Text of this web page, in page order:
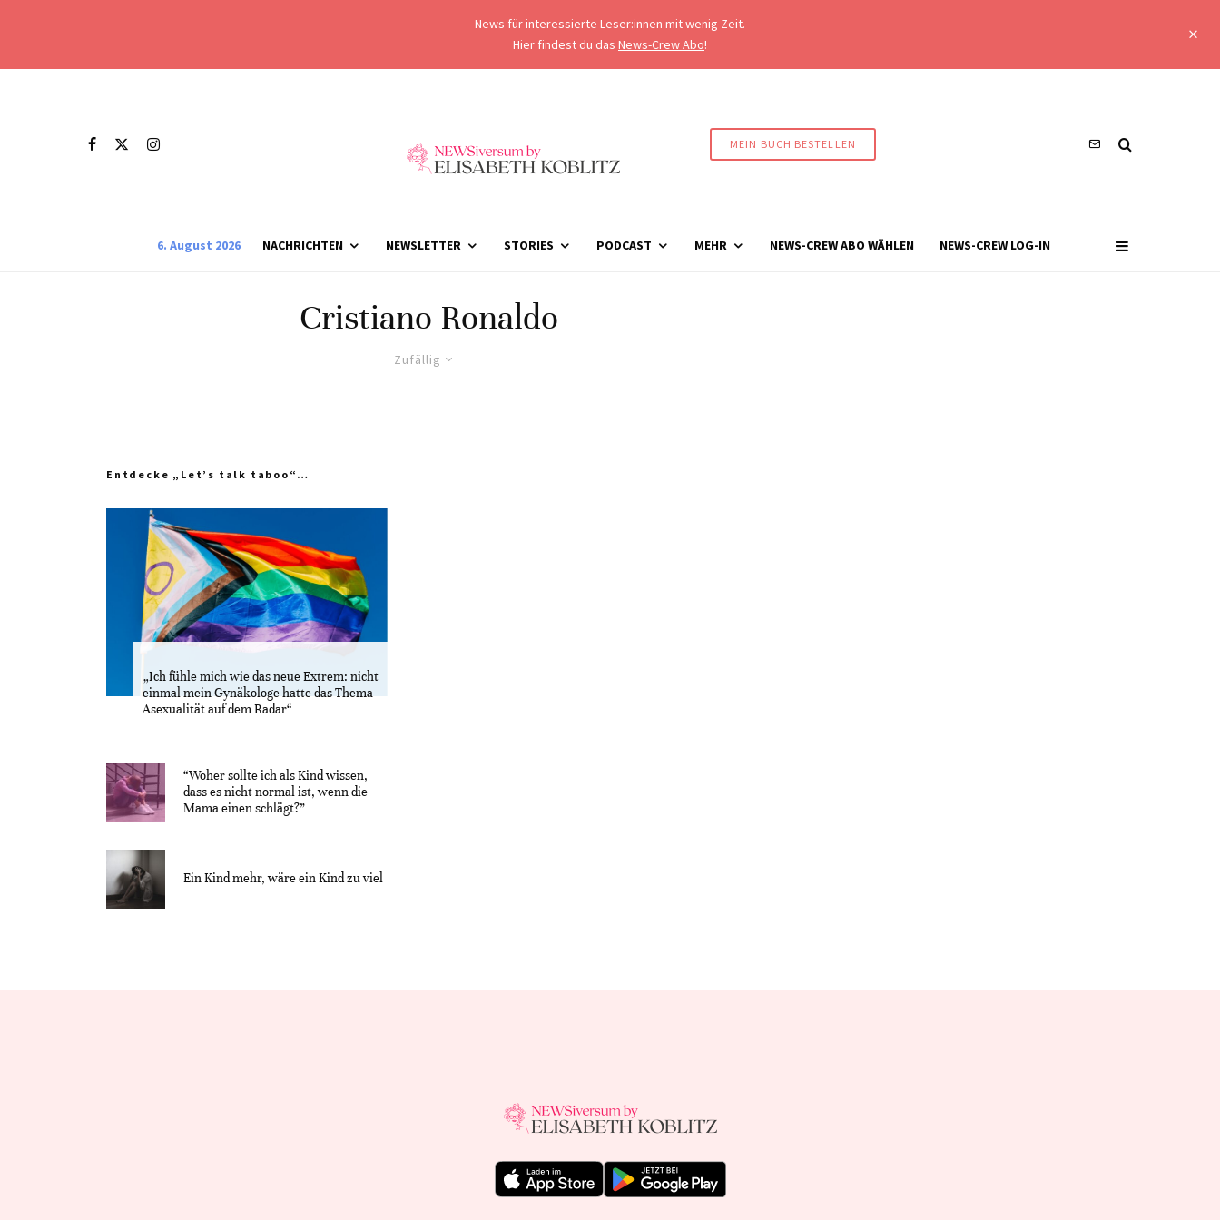
News für interessierte Leser:innen mit wenig Zeit.
Hier findest du das News-Crew Abo!
MEIN BUCH BESTELLEN
6. August 2026 NACHRICHTEN NEWSLETTER STORIES PODCAST MEHR NEWS-CREW ABO WÄHLEN NEWS-CREW LOG-IN
Cristiano Ronaldo
Zufällig
Entdecke „Let’s talk taboo“…
„Ich fühle mich wie das neue Extrem: nicht
einmal mein Gynäkologe hatte das Thema
Asexualität auf dem Radar“
“Woher sollte ich als Kind wissen,
dass es nicht normal ist, wenn die
Mama einen schlägt?”
Ein Kind mehr, wäre ein Kind zu viel